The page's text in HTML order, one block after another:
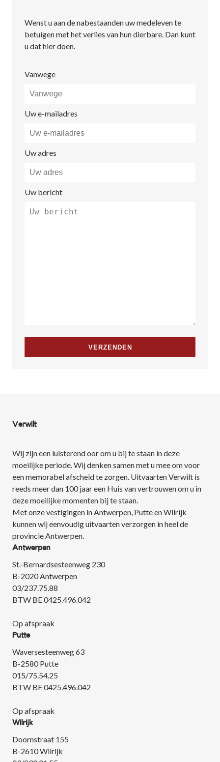
Wenst u aan de nabestaanden uw medeleven te
betuigen met het verlies van hun dierbare. Dan kunt
u dat hier doen.
Vanwege
Uw e-mailadres
Uw adres
Uw bericht
Verwilt
Wij zijn een luisterend oor om u bij te staan in deze
moeilijke periode. Wij denken samen met u mee om voor
een memorabel afscheid te zorgen. Uitvaarten Verwilt is
reeds meer dan 100 jaar een Huis van vertrouwen om u in
deze moeilijke momenten bij te staan.
Met onze vestigingen in Antwerpen, Putte en Wilrijk
kunnen wij eenvoudig uitvaarten verzorgen in heel de
provincie Antwerpen.
Antwerpen
St.-Bernardsesteenweg 230
B-2020 Antwerpen
03/237.75.88
BTW BE 0425.496.042
Op afspraak
Putte
Waversesteenweg 63
B-2580 Putte
015/75.54.25
BTW BE 0425.496.042
Op afspraak
Wilrijk
Doornstraat 155
B-2610 Wilrijk